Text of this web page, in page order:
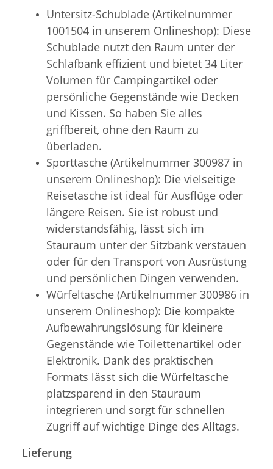
Untersitz-Schublade (Artikelnummer
1001504 in unserem Onlineshop): Diese
Schublade nutzt den Raum unter der
Schlafbank effizient und bietet 34 Liter
Volumen für Campingartikel oder
persönliche Gegenstände wie Decken
und Kissen. So haben Sie alles
griffbereit, ohne den Raum zu
überladen.
Sporttasche (Artikelnummer 300987 in
unserem Onlineshop): Die vielseitige
Reisetasche ist ideal für Ausflüge oder
längere Reisen. Sie ist robust und
widerstandsfähig, lässt sich im
Stauraum unter der Sitzbank verstauen
oder für den Transport von Ausrüstung
und persönlichen Dingen verwenden.
Würfeltasche (Artikelnummer 300986 in
unserem Onlineshop): Die kompakte
Aufbewahrungslösung für kleinere
Gegenstände wie Toilettenartikel oder
Elektronik. Dank des praktischen
Formats lässt sich die Würfeltasche
platzsparend in den Stauraum
integrieren und sorgt für schnellen
Zugriff auf wichtige Dinge des Alltags.
Lieferung